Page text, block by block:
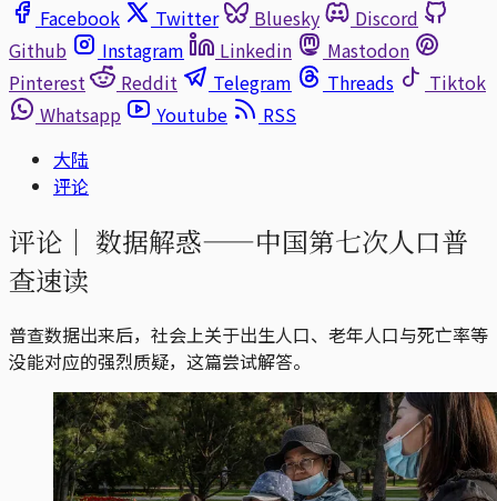
Facebook
Twitter Bluesky
Discord
Github
Instagram Linkedin
Mastodon
Pinterest
Reddit Telegram Threads
Tiktok
Whatsapp
Youtube
RSS
大陆
评论
评论｜ 数据解惑——中国第七次人口普
查速读
普查数据出来后，社会上关于出生人口、老年人口与死亡率等
没能对应的强烈质疑，这篇尝试解答。